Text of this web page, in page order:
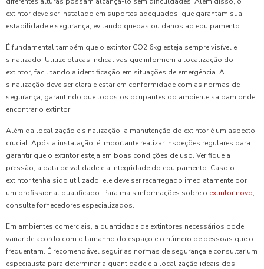
extintor deve ser instalado em suportes adequados, que garantam sua
estabilidade e segurança, evitando quedas ou danos ao equipamento.
É fundamental também que o extintor CO2 6kg esteja sempre visível e
sinalizado. Utilize placas indicativas que informem a localização do
extintor, facilitando a identificação em situações de emergência. A
sinalização deve ser clara e estar em conformidade com as normas de
segurança, garantindo que todos os ocupantes do ambiente saibam onde
encontrar o extintor.
Além da localização e sinalização, a manutenção do extintor é um aspecto
crucial. Após a instalação, é importante realizar inspeções regulares para
garantir que o extintor esteja em boas condições de uso. Verifique a
pressão, a data de validade e a integridade do equipamento. Caso o
extintor tenha sido utilizado, ele deve ser recarregado imediatamente por
um profissional qualificado. Para mais informações sobre o extintor novo,
consulte fornecedores especializados.
Em ambientes comerciais, a quantidade de extintores necessários pode
variar de acordo com o tamanho do espaço e o número de pessoas que o
frequentam. É recomendável seguir as normas de segurança e consultar um
especialista para determinar a quantidade e a localização ideais dos